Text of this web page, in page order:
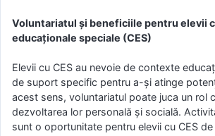
Voluntariatul și beneficiile pentru elevii
educaționale speciale (CES)
Elevii cu CES au nevoie de contexte
de suport specific pentru a-și atinge
acest sens, voluntariatul poate juca un rol
dezvoltarea lor personală și socială.
sunt o oportunitate pentru elevii cu CES